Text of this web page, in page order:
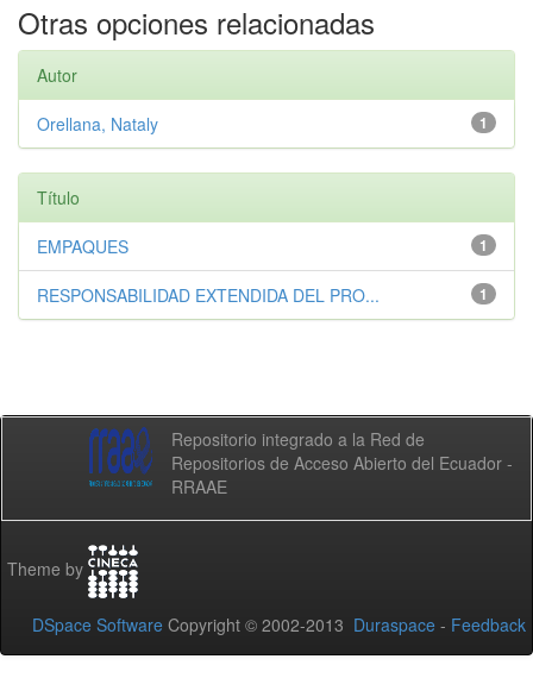
Otras opciones relacionadas
Autor
1
Orellana, Nataly
Título
1
EMPAQUES
1
RESPONSABILIDAD EXTENDIDA DEL PRO...
Repositorio integrado a la Red de
Repositorios de Acceso Abierto del Ecuador -
RRAAE
Theme by
DSpace Software Copyright © 2002-2013 Duraspace - Feedback